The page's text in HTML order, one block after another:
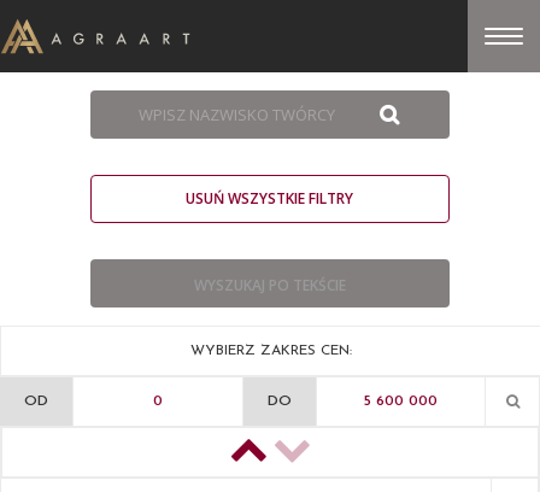
USUŃ WSZYSTKIE FILTRY
WYBIERZ ZAKRES CEN:
OD DO